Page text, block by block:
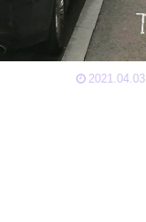
2021.04.03